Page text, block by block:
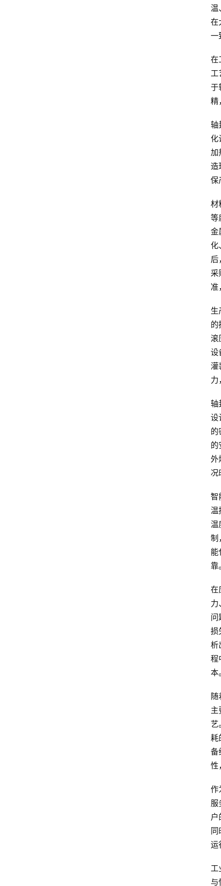
温
在
一
在
工
于
精
轴
化
加
造
保
材
等
金
化
后
采
准
生
的
滚
设
灌
力
轴
设
的
的
外
况
智
温
温
制
能
靠
在
力
问
损
析
程
本
随
主
艺
耗
备
性
作
服
户
运
工
与